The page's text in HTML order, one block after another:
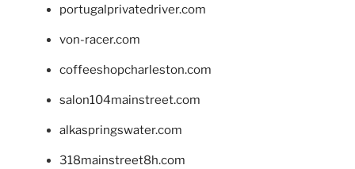
portugalprivatedriver.com
von-racer.com
coffeeshopcharleston.com
salon104mainstreet.com
alkaspringswater.com
318mainstreet8h.com